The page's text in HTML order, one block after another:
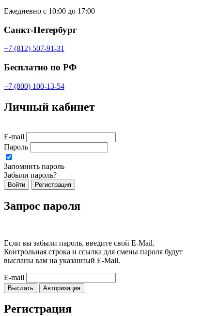
Ежедневно с 10:00 до 17:00
Санкт-Петербург
+7 (812) 507-91-31
Бесплатно по РФ
+7 (800) 100-13-54
Личный кабинет
E-mail
Пароль
Запомнить пароль
Забыли пароль?
Войти Регистрация
Запрос пароля
Если вы забыли пароль, введите свой E-Mail.
Контрольная строка и ссылка для смены пароля будут
высланы вам на указанный E-Mail.
E-mail
Выслать Авторизация
Регистрация